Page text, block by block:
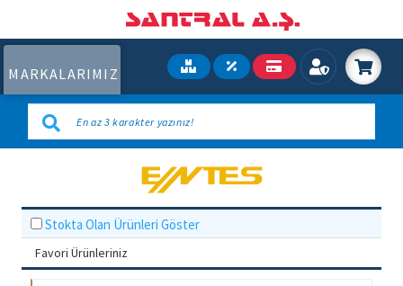
MARKALARIMIZ
Stokta Olan Ürünleri Göster
Favori Ürünleriniz